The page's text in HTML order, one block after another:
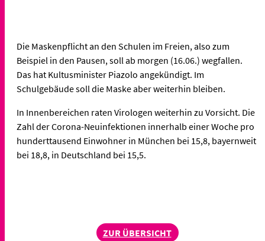
Die Maskenpflicht an den Schulen im Freien, also zum
Beispiel in den Pausen, soll ab morgen (16.06.) wegfallen.
Das hat Kultusminister Piazolo angekündigt. Im
Schulgebäude soll die Maske aber weiterhin bleiben.
In Innenbereichen raten Virologen weiterhin zu Vorsicht. Die
Zahl der Corona-Neuinfektionen innerhalb einer Woche pro
hunderttausend Einwohner in München bei 15,8, bayernweit
bei 18,8, in Deutschland bei 15,5.
ZUR ÜBERSICHT